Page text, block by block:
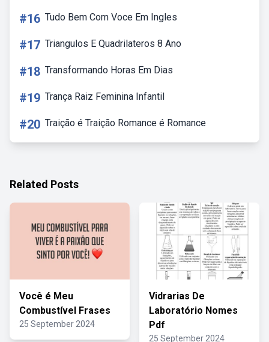
#16 Tudo Bem Com Voce Em Ingles
#17 Triangulos E Quadrilateros 8 Ano
#18 Transformando Horas Em Dias
#19 Trança Raiz Feminina Infantil
#20 Traição é Traição Romance é Romance
Related Posts
Você é Meu
Combustível Frases
25 September 2024
Vidrarias De
Laboratório Nomes
Pdf
25 September 2024